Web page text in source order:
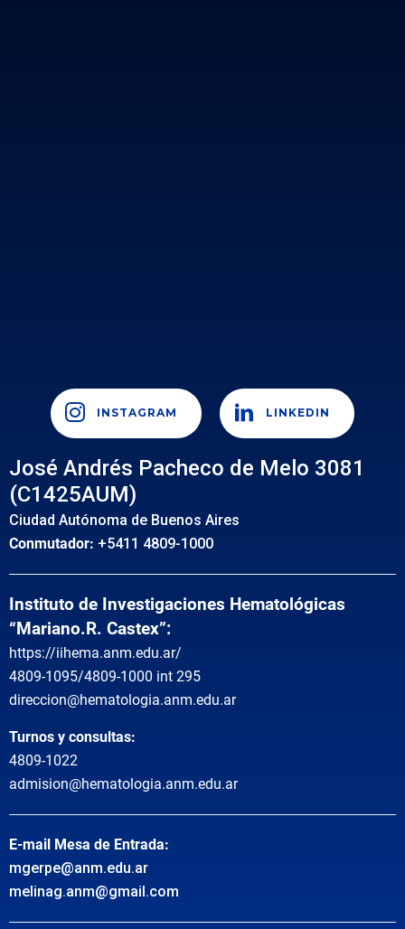
INSTAGRAM LINKEDIN
José Andrés Pacheco de Melo 3081
(C1425AUM)
Ciudad Autónoma de Buenos Aires
Conmutador: +5411 4809-1000
Instituto de Investigaciones Hematológicas
“Mariano.R. Castex”:
https://iihema.anm.edu.ar/
4809-1095/4809-1000 int 295
direccion@hematologia.anm.edu.ar
Turnos y consultas:
4809-1022
admision@hematologia.anm.edu.ar
E-mail Mesa de Entrada:
mgerpe@anm.edu.ar
melinag.anm@gmail.com